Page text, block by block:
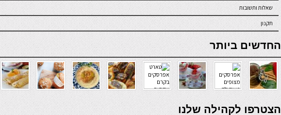
שאלות ותשובות
תקנון
online casino
החדשים ביותר
verde casino
הצטרפו לקהילה שלנו